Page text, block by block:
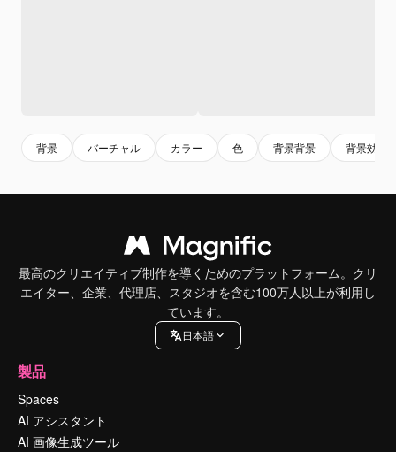
背景 バーチャル カラー 色 背景背景 背景効果
最高のクリエイティブ制作を導くためのプラットフォーム。クリ
エイター、企業、代理店、スタジオを含む100万人以上が利用し
ています。
日本語
製品
Spaces
AI アシスタント
AI 画像生成ツール